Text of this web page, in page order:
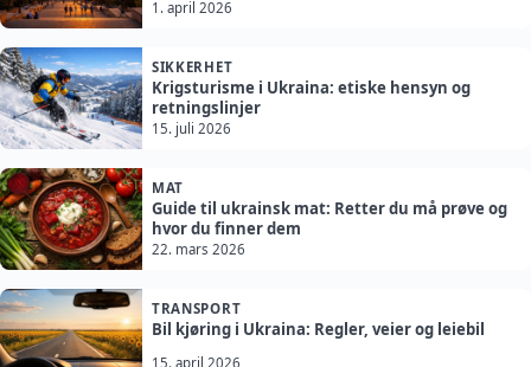
1. april 2026
SIKKERHET
Krigsturisme i Ukraina: etiske hensyn og
retningslinjer
15. juli 2026
MAT
Guide til ukrainsk mat: Retter du må prøve og
hvor du finner dem
22. mars 2026
TRANSPORT
Bil kjøring i Ukraina: Regler, veier og leiebil
15. april 2026